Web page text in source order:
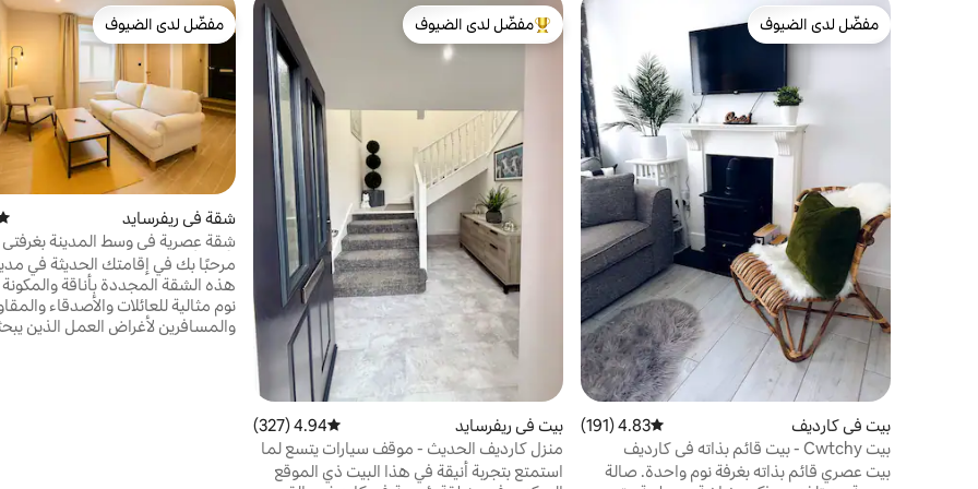
مفضّل لدى الضيوف
مفضّل لدى الضيوف
بيت في كارديف متوسط التقييم 4.83 من 5، 191 مراجعات
4.83 (191)
بيت Cwtchy - بيت قائم بذاته في كارديف
بيت عصري قائم بذاته بغرفة نوم واحدة. صالة
من أبرز البيوت المفضّلة لدى الضيوف
مفضّل لدى الضيوف
بيت في ريفرسايد متوسط التقييم 4.94 من 5، 327 مراجعات
4.94 (327)
منزل كارديف الحديث - موقف سيارات يتسع لما
يصل إلى 3 سيارات
استمتع بتجربة أنيقة في هذا البيت ذي الموقع
مفضّل لدى الضيوف
مفضّل لدى الضيوف
شقة في ريفرسايد
شقة عصرية في وسط المدينة بغرفتي
لأربعة أشخاص + موقف سيارات
مرحبًا بك في إقامتك الحديثة في
هذه الشقة المجددة بأناقة
نوم مثالية للعائلات والأصدقاء
والمسافرين لأغراض العمل الذين